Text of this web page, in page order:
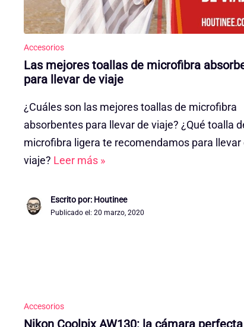
Accesorios
Las mejores toallas de microfibra
para llevar de viaje
¿Cuáles son las mejores toallas de microfibra
absorbentes para llevar de viaje? ¿Qué toalla
microfibra ligera te recomendamos para llevar
viaje? Leer más »
Escrito por: Houtinee
Publicado el: 20 marzo, 2020
Accesorios
Nikon Coolpix AW130: la cámara